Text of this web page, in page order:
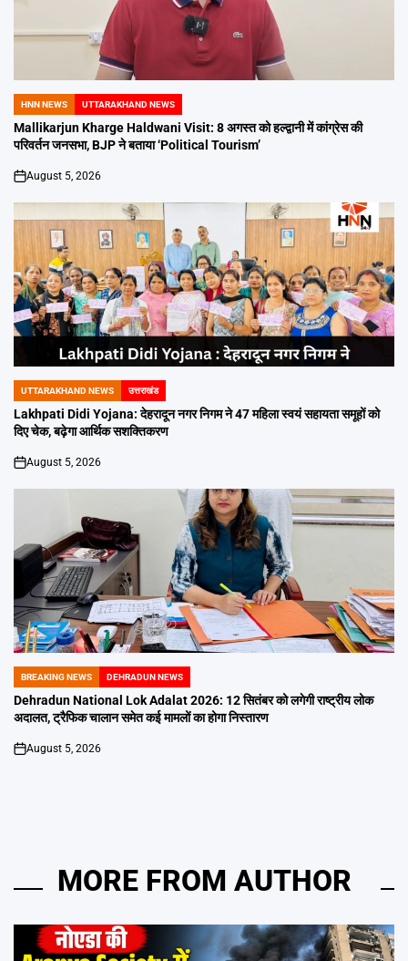
POSTED
IN
HNN NEWS UTTARAKHAND NEWS
Mallikarjun Kharge Haldwani Visit: 8 अगस्त को हल्द्वानी में कांग्रेस की
परिवर्तन जनसभा, BJP ने बताया ‘Political Tourism’
on
August 5, 2026
POSTED
IN
UTTARAKHAND NEWS उत्तराखंड
Lakhpati Didi Yojana: देहरादून नगर निगम ने 47 महिला स्वयं सहायता समूहों को
दिए चेक, बढ़ेगा आर्थिक सशक्तिकरण
on
August 5, 2026
POSTED
IN
BREAKING NEWS DEHRADUN NEWS
Dehradun National Lok Adalat 2026: 12 सितंबर को लगेगी राष्ट्रीय लोक
अदालत, ट्रैफिक चालान समेत कई मामलों का होगा निस्तारण
on
August 5, 2026
MORE FROM AUTHOR